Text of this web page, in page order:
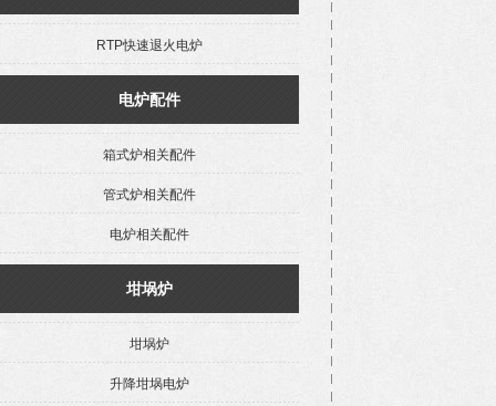
RTP快速退火电炉
电炉配件
箱式炉相关配件
管式炉相关配件
电炉相关配件
坩埚炉
坩埚炉
升降坩埚电炉